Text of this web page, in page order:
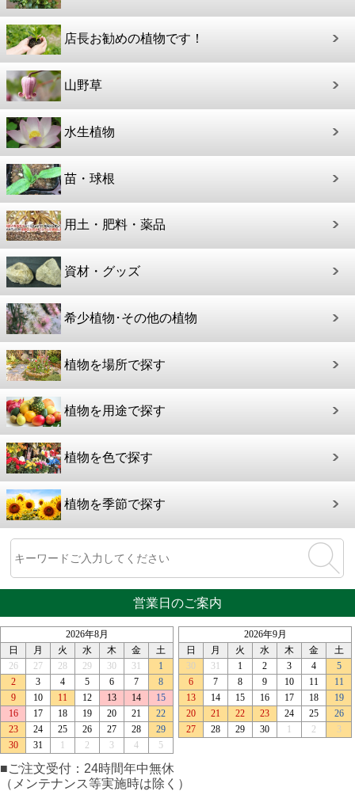
店長お勧めの植物です！
山野草
水生植物
苗・球根
用土・肥料・薬品
資材・グッズ
希少植物･その他の植物
植物を場所で探す
植物を用途で探す
植物を色で探す
植物を季節で探す
営業日のご案内
■ご注文受付：24時間年中無休
（メンテナンス等実施時は除く）